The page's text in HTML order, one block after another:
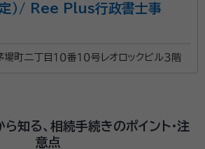
）/ Ree Plus行政書士事
町二丁目１０番１０号レオロックビル３階
知る、相続手続きのポイント・注
意点